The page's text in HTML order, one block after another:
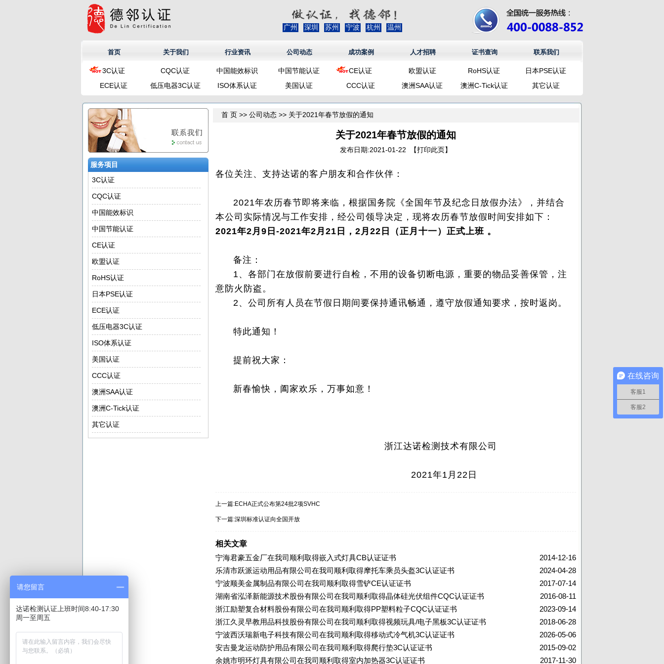
广州 深圳 苏州 宁波 杭州 温州
首页 关于我们 行业资讯 公司动态 成功案例 人才招聘 证书查询 联系我们
3C认证 CQC认证 中国能效标识 中国节能认证 CE认证 欧盟认证 RoHS认证
日本PSE认证
ECE认证
低压电器3C认证 ISO体系认证 美国认证 CCC认证 澳洲SAA认证 澳洲C-Tick认证 其它认证
服务项目
3C认证
CQC认证
中国能效标识
中国节能认证
CE认证
欧盟认证
RoHS认证
日本PSE认证
ECE认证
低压电器3C认证
ISO体系认证
美国认证
CCC认证
澳洲SAA认证
澳洲C-Tick认证
其它认证
首 页 >> 公司动态 >> 关于2021年春节放假的通知
关于2021年春节放假的通知
发布日期:2021-01-22 【打印此页】
各位关注、支持达诺的客户朋友和合作伙伴：
2021年农历春节即将来临，根据国务院《全国年节及纪念日放假办法》，并结合
本公司实际情况与工作安排，经公司领导决定，现将农历春节放假时间安排如下：
2021年2月9日-2021年2月21日，2月22日（正月十一）正式上班 。
备注：
1、各部门在放假前要进行自检，不用的设备切断电源，重要的物品妥善保管，注
意防火防盗。
2、公司所有人员在节假日期间要保持通讯畅通，遵守放假通知要求，按时返岗。
特此通知！
提前祝大家：
新春愉快，阖家欢乐，万事如意！
浙江达诺检测技术有限公司
2021年1月22日
上一篇:ECHA正式公布第24批2项SVHC
下一篇:深圳标准认证向全国开放
相关文章
2014-12-16
宁海君豪五金厂在我司顺利取得嵌入式灯具CB认证证书
2024-04-28
乐清市跃派运动用品有限公司在我司顺利取得摩托车乘员头盔3C认证证书
2017-07-14
宁波顺美金属制品有限公司在我司顺利取得雪铲CE认证证书
2016-08-11
湖南省泓泽新能源技术股份有限公司在我司顺利取得晶体硅光伏组件CQC认证证书
2023-09-14
浙江励塑复合材料股份有限公司在我司顺利取得PP塑料粒子CQC认证证书
2018-06-28
浙江久灵早教用品科技股份有限公司在我司顺利取得视频玩具/电子黑板3C认证证书
2026-05-06
宁波西沃瑞新电子科技有限公司在我司顺利取得移动式冷气机3C认证证书
2015-09-02
安吉曼龙运动防护用品有限公司在我司顺利取得爬行垫3C认证证书
2017-11-30
余姚市明环灯具有限公司在我司顺利取得室内加热器3C认证证书
在线咨询
客服1
客服2
请您留言
达诺检测认证上班时间8:40-17:30
周一至周五